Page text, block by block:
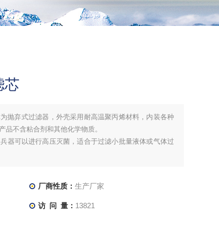
芯
抛弃式过滤器，外壳采用耐高温聚丙烯材料，内装各种
品不含粘合剂和其他化学物质。
器可以进行高压灭菌，适合于过滤小批量液体或气体过
厂商性质： 生产厂家
访 问 量： 13821